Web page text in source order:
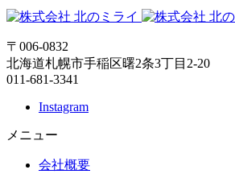
〒006-0832
北海道札幌市手稲区曙2条3丁目2-20
011-681-3341
Instagram
メニュー
会社概要